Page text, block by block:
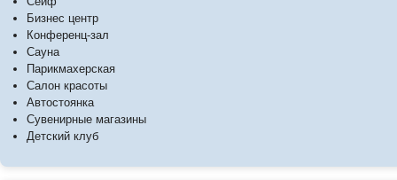
Бизнес центр
Конференц-зал
Сауна
Парикмахерская
Салон красоты
Автостоянка
Сувенирные магазины
Детский клуб